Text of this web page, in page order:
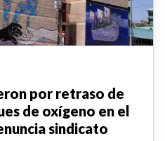
por retraso de
de oxígeno en el
sindicato